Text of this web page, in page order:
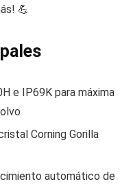
💪
e IP69K para máxima
Corning Gorilla
automático de